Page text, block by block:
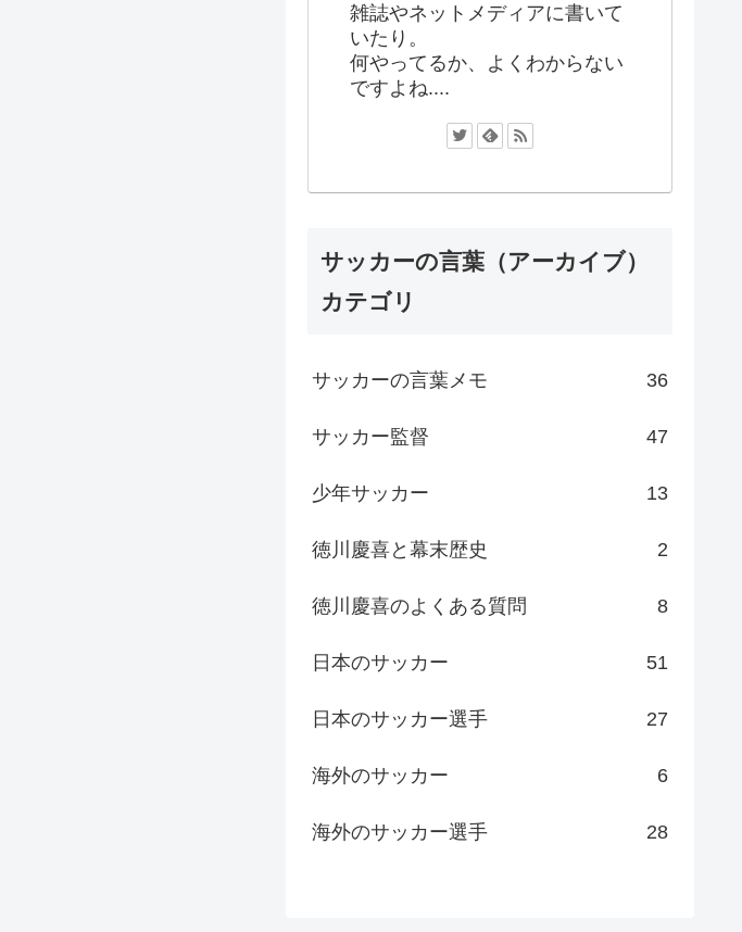
雑誌やネットメディアに書いて
いたり。
何やってるか、よくわからない
ですよね....
サッカーの言葉（アーカイブ）
カテゴリ
サッカーの言葉メモ 36
サッカー監督 47
少年サッカー 13
徳川慶喜と幕末歴史 2
徳川慶喜のよくある質問 8
日本のサッカー 51
日本のサッカー選手 27
海外のサッカー 6
海外のサッカー選手 28